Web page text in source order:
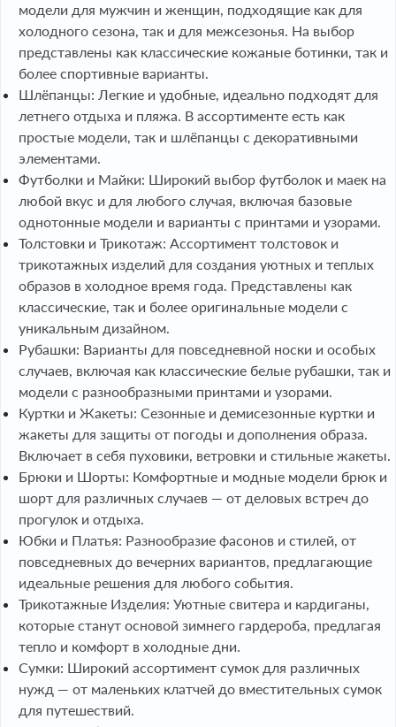
модели для мужчин и женщин, подходящие как для
холодного сезона, так и для межсезонья. На выбор
представлены как классические кожаные ботинки, так и
более спортивные варианты.
Шлёпанцы: Легкие и удобные, идеально подходят для
летнего отдыха и пляжа. В ассортименте есть как
простые модели, так и шлёпанцы с декоративными
элементами.
Футболки и Майки: Широкий выбор футболок и маек на
любой вкус и для любого случая, включая базовые
однотонные модели и варианты с принтами и узорами.
Толстовки и Трикотаж: Ассортимент толстовок и
трикотажных изделий для создания уютных и теплых
образов в холодное время года. Представлены как
классические, так и более оригинальные модели с
уникальным дизайном.
Рубашки: Варианты для повседневной носки и особых
случаев, включая как классические белые рубашки, так и
модели с разнообразными принтами и узорами.
Куртки и Жакеты: Сезонные и демисезонные куртки и
жакеты для защиты от погоды и дополнения образа.
Включает в себя пуховики, ветровки и стильные жакеты.
Брюки и Шорты: Комфортные и модные модели брюк и
шорт для различных случаев — от деловых встреч до
прогулок и отдыха.
Юбки и Платья: Разнообразие фасонов и стилей, от
повседневных до вечерних вариантов, предлагающие
идеальные решения для любого события.
Трикотажные Изделия: Уютные свитера и кардиганы,
которые станут основой зимнего гардероба, предлагая
тепло и комфорт в холодные дни.
Сумки: Широкий ассортимент сумок для различных
нужд — от маленьких клатчей до вместительных сумок
для путешествий.